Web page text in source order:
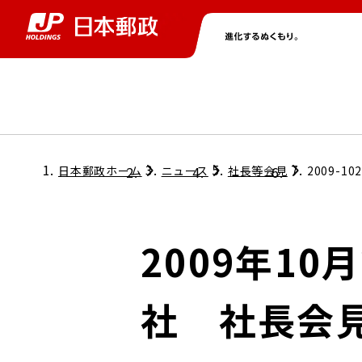
グループ情報トップ
株主・投資家情報トップ
個人投資家のみなさまへ
ニューストップ
サステナビリティトップ
担当役員メッセージ
サステナビリティマネジメント
採用情報トップ
日本郵政ホーム ニュース 社長等会見 2009-
2009年10
社 社長会